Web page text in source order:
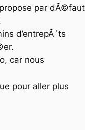
propose par dÃ©faut
d’entrepÃ´ts
car nous
pour aller plus